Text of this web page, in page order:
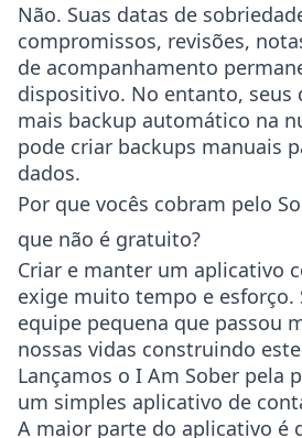
Não. Suas datas de
compromissos, revisões,
de acompanhamento
dispositivo. No entanto, seus
mais backup automático na
pode criar backups manuais
dados.
Por que vocês cobram pelo
que não é gratuito?
Criar e manter um aplicativo
exige muito tempo e esforço.
equipe pequena que passou
nossas vidas construindo
Lançamos o I Am Sober pela
um simples aplicativo de
A maior parte do aplicativo é